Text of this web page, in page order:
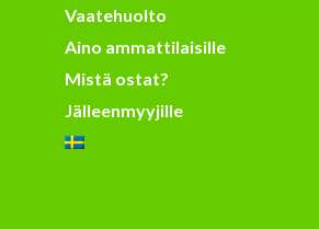
Vaatehuolto
Aino ammattilaisille
Mistä ostat?
Jälleenmyyjille